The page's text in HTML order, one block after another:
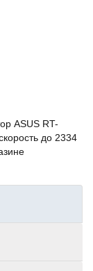
ASUS RT-
до 2334